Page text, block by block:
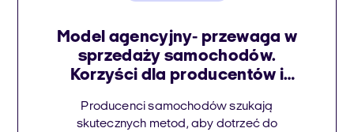
Model agencyjny- przewaga w
sprzedaży samochodów.
Korzyści dla producentów i
Producenci samochodów szukają
skutecznych metod, aby dotrzeć do